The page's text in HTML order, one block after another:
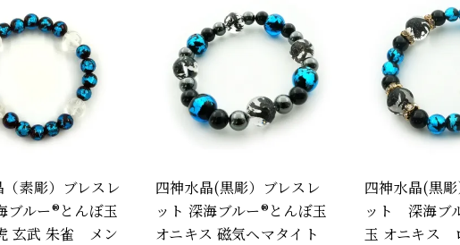
素彫）ブレスレ
ブルー®とんぼ玉
玄武 朱雀 メン
四神水晶(黒彫）ブレスレ
ット 深海ブルー®とんぼ玉
オニキス 磁気ヘマタイト
四神水晶(黒
ット 深海ブ
玉 オニキス